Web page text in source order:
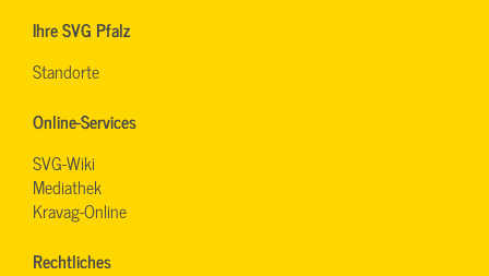
Ihre SVG Pfalz
Standorte
Online-Services
SVG-Wiki
Mediathek
Kravag-Online
Rechtliches